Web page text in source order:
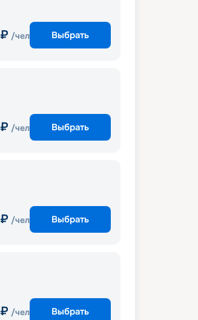
₽ /чел Выбрать
₽ /чел Выбрать
₽ /чел Выбрать
₽ /чел Выбрать